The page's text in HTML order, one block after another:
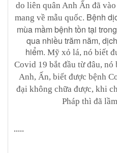
do liên quân Anh Ấn đã
mang về mẫu quốc. Bệnh
mùa mầm bệnh tồn tại
qua nhiều trăm năm,
hiểm. Mỹ xỏ lá, nó biết
Covid 19 bắt đầu từ đâu,
Anh, Ấn, biết được bệnh
đại không chữa được, khi
Pháp thì đã
.....